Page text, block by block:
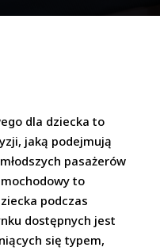
dla dziecka to
jaką podejmują
pasażerów
to
podczas
dostępnych jest
się typem,